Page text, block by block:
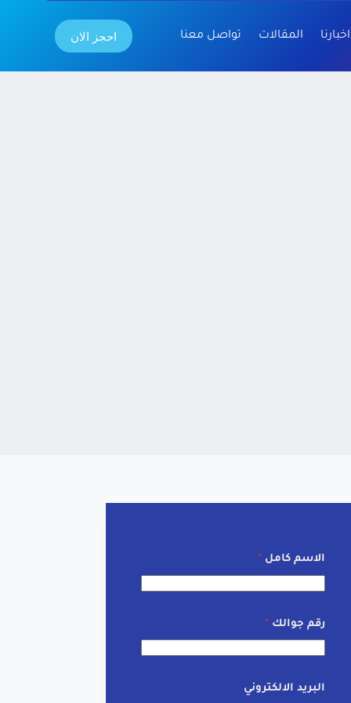
المقالات تواصل معنا احجز الان
الاسم كامل*
رقم جوالك*
البريد الالكتروني